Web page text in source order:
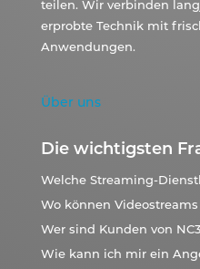
teilen. Wir verbinden
erprobte Technik mit
Anwendungen.
Über uns
Die wichtigsten
Welche Streaming-
Wo können
Wer sind Kunden von
Wie kann ich mir ein